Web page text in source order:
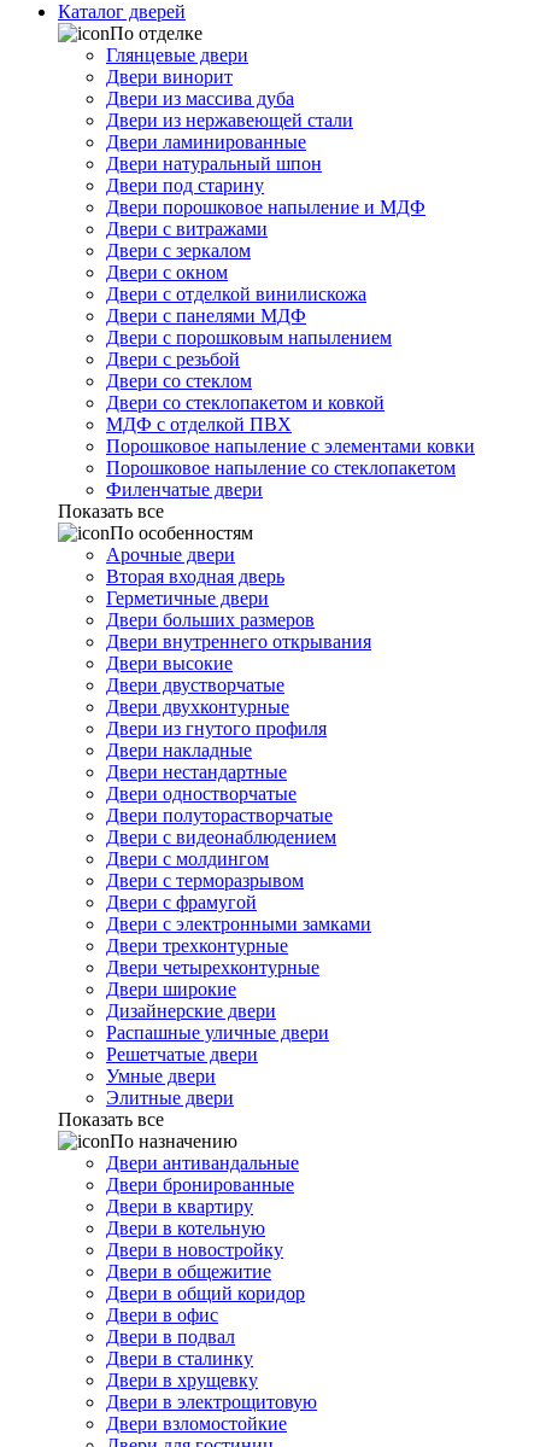
Каталог дверей
По отделке
Глянцевые двери
Двери винорит
Двери из массива дуба
Двери из нержавеющей стали
Двери ламинированные
Двери натуральный шпон
Двери под старину
Двери порошковое напыление и МДФ
Двери с витражами
Двери с зеркалом
Двери с окном
Двери с отделкой винилискожа
Двери с панелями МДФ
Двери с порошковым напылением
Двери с резьбой
Двери со стеклом
Двери со стеклопакетом и ковкой
МДФ с отделкой ПВХ
Порошковое напыление с элементами ковки
Порошковое напыление со стеклопакетом
Филенчатые двери
Показать все
По особенностям
Арочные двери
Вторая входная дверь
Герметичные двери
Двери больших размеров
Двери внутреннего открывания
Двери высокие
Двери двустворчатые
Двери двухконтурные
Двери из гнутого профиля
Двери накладные
Двери нестандартные
Двери одностворчатые
Двери полуторастворчатые
Двери с видеонаблюдением
Двери с молдингом
Двери с терморазрывом
Двери с фрамугой
Двери с электронными замками
Двери трехконтурные
Двери четырехконтурные
Двери широкие
Дизайнерские двери
Распашные уличные двери
Решетчатые двери
Умные двери
Элитные двери
Показать все
По назначению
Двери антивандальные
Двери бронированные
Двери в квартиру
Двери в котельную
Двери в новостройку
Двери в общежитие
Двери в общий коридор
Двери в офис
Двери в подвал
Двери в сталинку
Двери в хрущевку
Двери в электрощитовую
Двери взломостойкие